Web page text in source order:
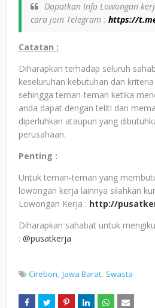
Dapatkan Info Lowongan
cara join Telegram : https://
Catatan :
Diharapkan terhadap seluruh
keseluruhan kebutuhan dan
sehingga teman-teman ketika
anda dapat dengan teliti dan
diperluhkan ataupun yang
perusahaan.
Penting :
Untuk teman-teman yang
lowongan kerja lainnya silahkan
Lowongan Kerja : http://
Diharapkan sahabat untuk
: @pusatkerja
Cirebon Jawa Barat Swasta